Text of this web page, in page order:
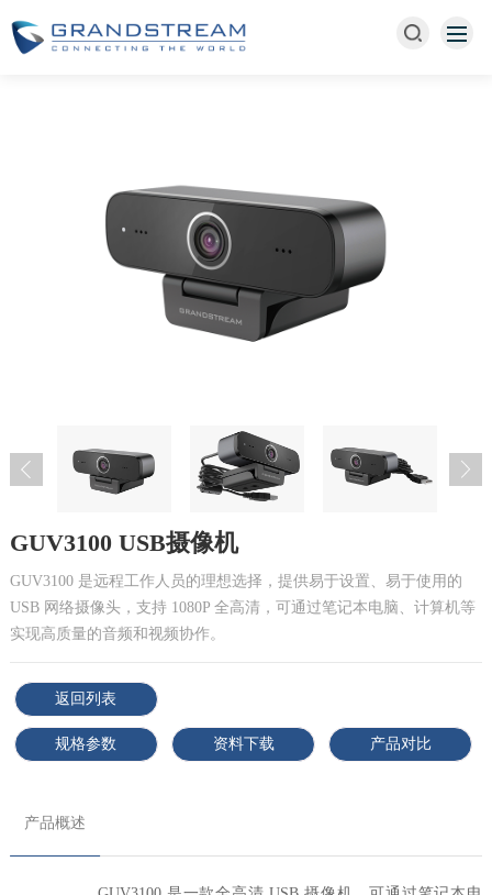
GUV3100 USB摄像机
GUV3100 是远程工作人员的理想选择，提供易于设置、易于使用的
USB 网络摄像头，支持 1080P 全高清，可通过笔记本电脑、计算机等
实现高质量的音频和视频协作。
返回列表
规格参数 资料下载 产品对比
产品概述